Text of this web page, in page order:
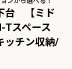
間】ダイニングシリー
台 【ミド
Tスペース
ッチン収納/